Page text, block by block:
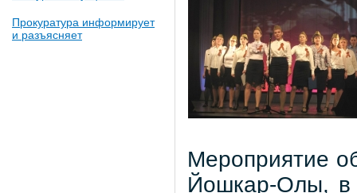
Прокуратура информирует
и разъясняет
Мероприятие
Йошкар-Олы, в